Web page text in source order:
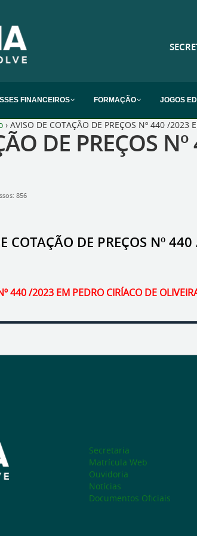
FINANCEIROS FORMAÇÃO JOGOS
› AVISO DE COTAÇÃO DE PREÇOS Nº 440 /2023
DE PREÇOS
856
COTAÇÃO DE PREÇOS Nº
440 /2023 EM PEDRO CIRÍACO DE
Secretaria
Matrícula Web
Ouvidoria
Notícias
Documentos Oficiais